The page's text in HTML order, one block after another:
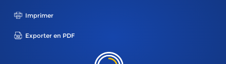
Imprimer
Exporter en PDF